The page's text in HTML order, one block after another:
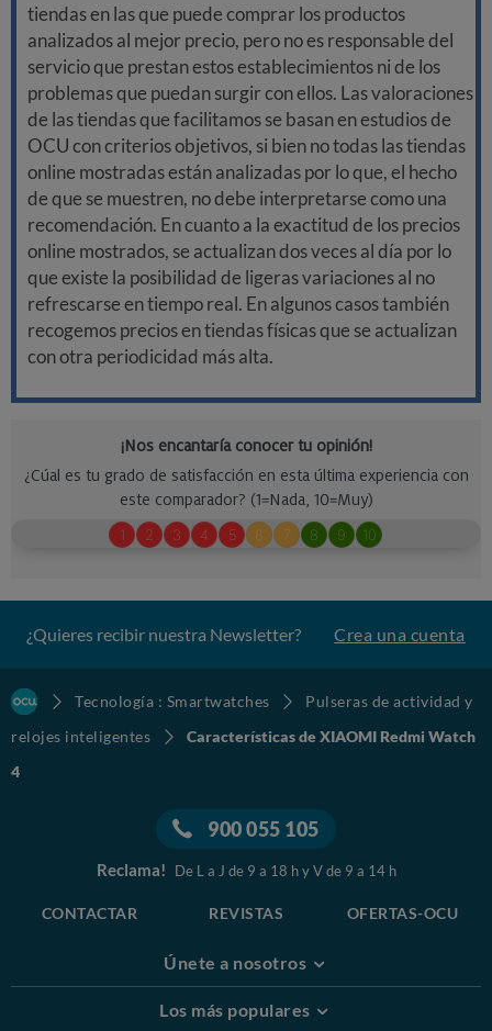
tiendas en las que puede comprar los productos
analizados al mejor precio, pero no es responsable del
servicio que prestan estos establecimientos ni de los
problemas que puedan surgir con ellos. Las valoraciones
de las tiendas que facilitamos se basan en estudios de
OCU con criterios objetivos, si bien no todas las tiendas
online mostradas están analizadas por lo que, el hecho
de que se muestren, no debe interpretarse como una
recomendación. En cuanto a la exactitud de los precios
online mostrados, se actualizan dos veces al día por lo
que existe la posibilidad de ligeras variaciones al no
refrescarse en tiempo real. En algunos casos también
recogemos precios en tiendas físicas que se actualizan
con otra periodicidad más alta.
¿Quieres recibir nuestra Newsletter? Crea una cuenta
Tecnología : Smartwatches
Pulseras de actividad y
relojes inteligentes
Características de XIAOMI Redmi Watch
4
900 055 105
Reclama! De L a J de 9 a 18 h y V de 9 a 14 h
CONTACTAR REVISTAS OFERTAS-OCU
Únete a nosotros
Los más populares